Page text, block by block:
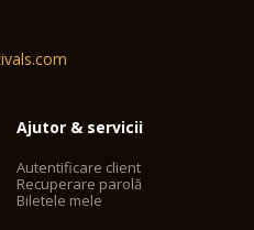
Ajutor & servicii
Autentificare client
Recuperare parolă
Biletele mele